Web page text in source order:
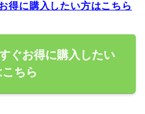
得に購入したい方はこちら
ぐお得に購入したい
ちら